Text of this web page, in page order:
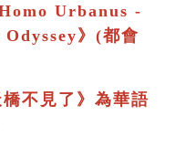
Urbanus -
》(都會
橋不見了 》 為華語